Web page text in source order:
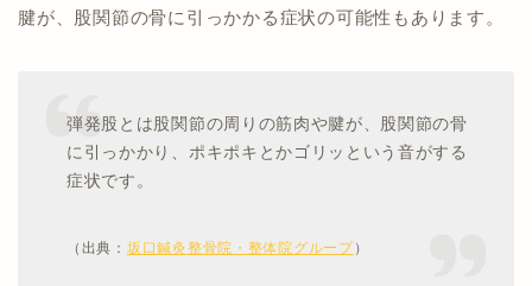
腱が、股関節の骨に引っかかる症状の可能性もあります。
弾発股とは股関節の周りの筋肉や腱が、股関節の骨
に引っかかり、ポキポキとかゴリッという音がする
症状です。
（出典： 坂口鍼灸整骨院・整体院グループ）